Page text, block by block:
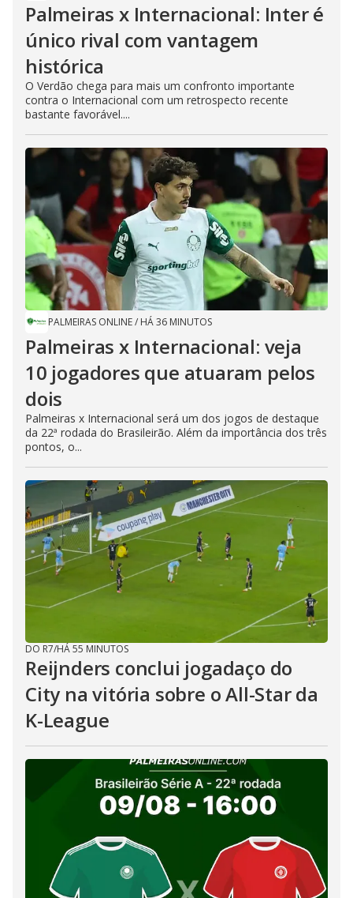
Palmeiras x Internacional: Inter é
único rival com vantagem
histórica
O Verdão chega para mais um confronto importante
contra o Internacional com um retrospecto recente
bastante favorável....
PALMEIRAS ONLINE/ HÁ 36 MINUTOS
Palmeiras x Internacional: veja
10 jogadores que atuaram pelos
dois
Palmeiras x Internacional será um dos jogos de destaque
da 22ª rodada do Brasileirão. Além da importância dos três
pontos, o...
DO R7/HÁ 55 MINUTOS
Reijnders conclui jogadaço do
City na vitória sobre o All-Star da
K-League